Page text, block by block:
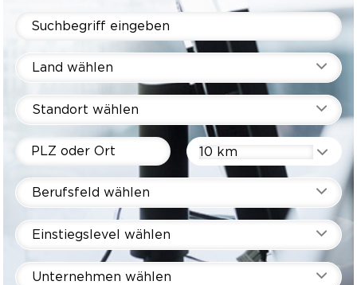
Land wählen
Standort wählen
10 km
Berufsfeld wählen
Einstiegslevel wählen
Unternehmen wählen